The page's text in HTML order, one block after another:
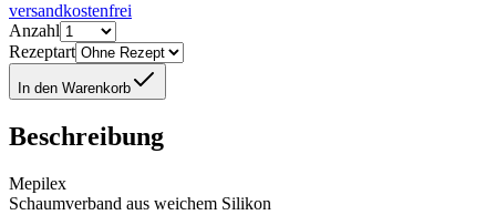
versandkostenfrei
Anzahl
Rezeptart
In den Warenkorb
Beschreibung
Mepilex
Schaumverband aus weichem Silikon